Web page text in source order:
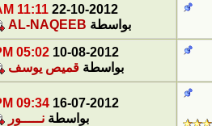
22-10-2012
11:11 AM
بواسطة AL-NAQEEB
10-08-2012
05:02 PM
بواسطة قميص يوسف
16-07-2012
09:34 PM
بواسطة نـــــور